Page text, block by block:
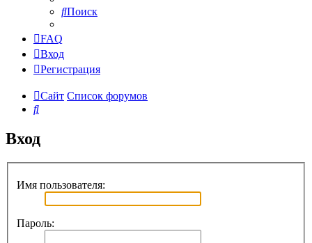
Поиск
FAQ
Вход
Регистрация
Сайт Список форумов
Поиск
Вход
Имя пользователя:
Пароль: